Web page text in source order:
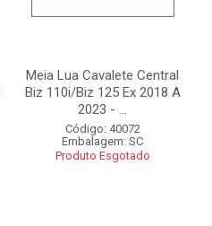
Meia Lua Cavalete Central
Biz 110i/Biz 125 Ex 2018 A
2023 - ...
Código: 40072
Embalagem: SC
Produto Esgotado